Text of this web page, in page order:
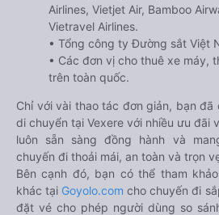
Airlines, Vietjet Air, Bamboo
Vietravel Airlines.
• Tổng công ty Đường sắt Việt
• Các đơn vị cho thuê xe máy,
trên toàn quốc.
Chỉ với vài thao tác đơn giản, bạn
di chuyển tại Vexere với nhiều ưu đãi
luôn sẵn sàng đồng hành và
chuyến đi thoải mái, an toàn và trọn
Bên cạnh đó, bạn có thể tham
khác tại Goyolo.com cho chuyến đi
đặt vé cho phép người dùng so